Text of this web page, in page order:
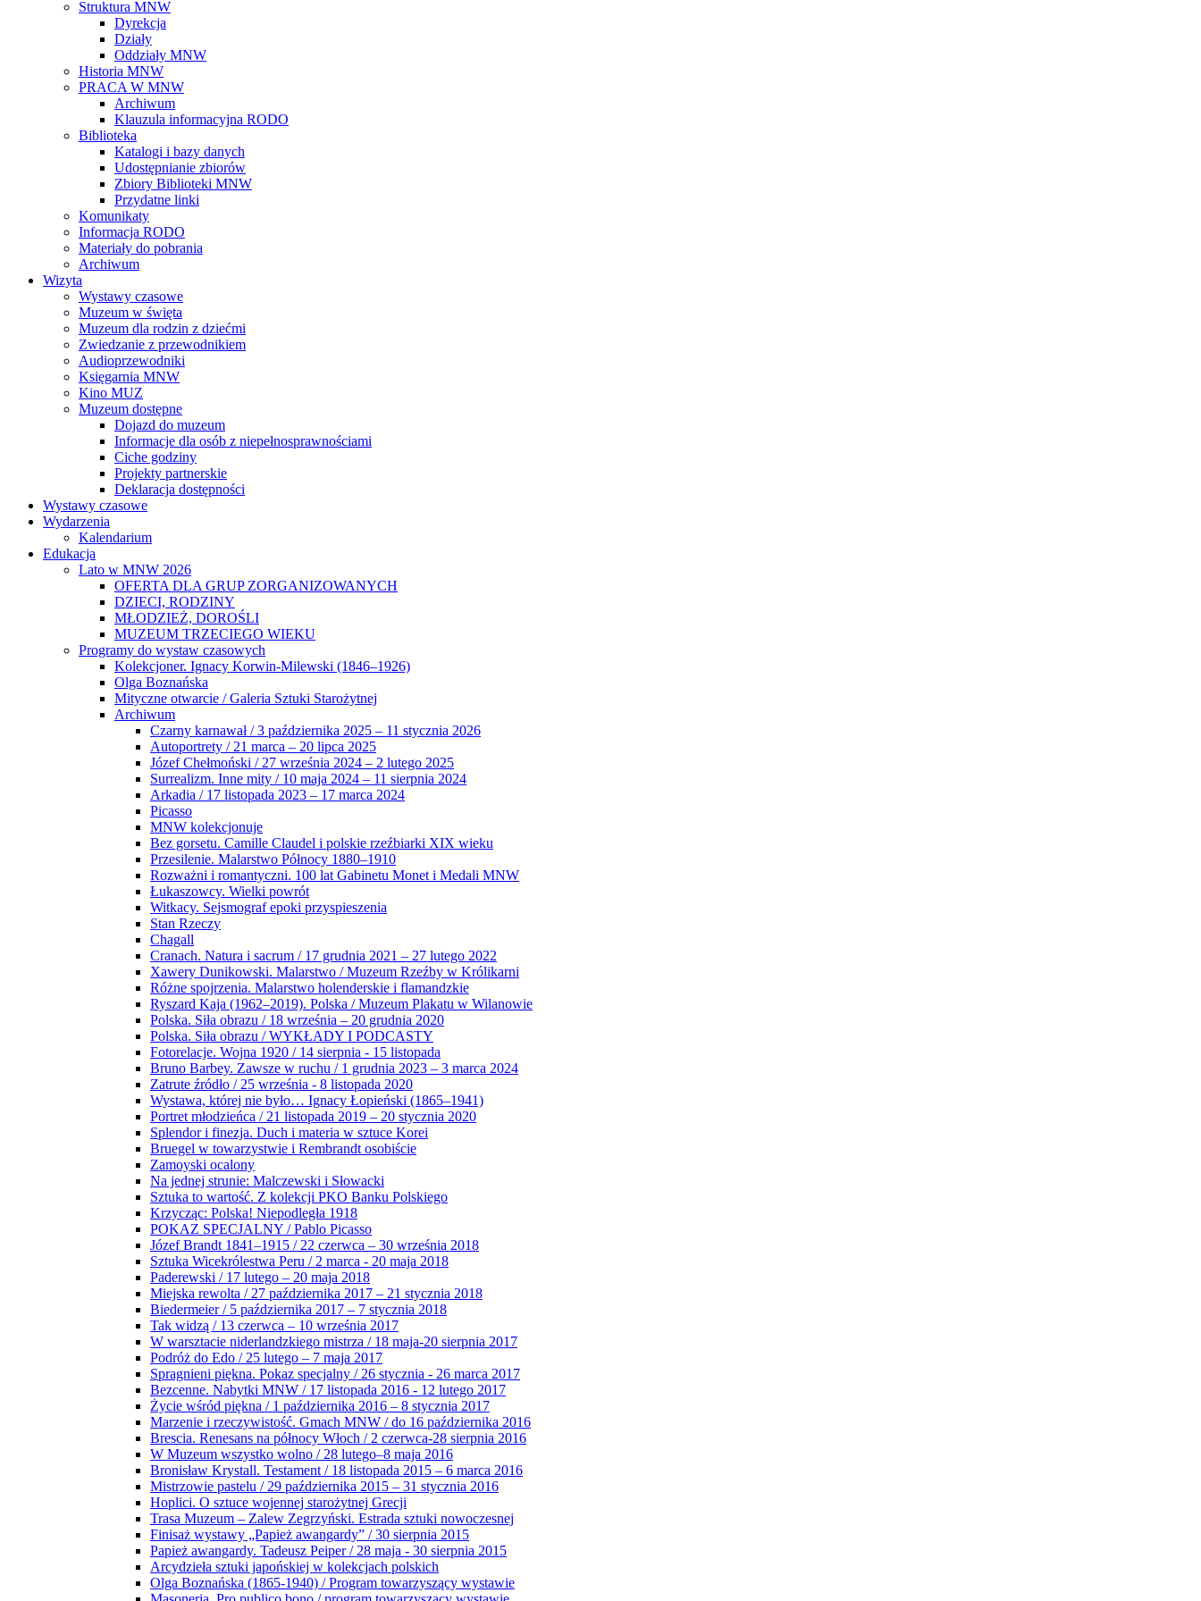
Struktura MNW
Dyrekcja
Działy
Oddziały MNW
Historia MNW
PRACA W MNW
Archiwum
Klauzula informacyjna RODO
Biblioteka
Katalogi i bazy danych
Udostępnianie zbiorów
Zbiory Biblioteki MNW
Przydatne linki
Komunikaty
Informacja RODO
Materiały do pobrania
Archiwum
Wizyta
Wystawy czasowe
Muzeum w święta
Muzeum dla rodzin z dziećmi
Zwiedzanie z przewodnikiem
Audioprzewodniki
Księgarnia MNW
Kino MUZ
Muzeum dostępne
Dojazd do muzeum
Informacje dla osób z niepełnosprawnościami
Ciche godziny
Projekty partnerskie
Deklaracja dostępności
Wystawy czasowe
Wydarzenia
Kalendarium
Edukacja
Lato w MNW 2026
OFERTA DLA GRUP ZORGANIZOWANYCH
DZIECI, RODZINY
MŁODZIEŻ, DOROŚLI
MUZEUM TRZECIEGO WIEKU
Programy do wystaw czasowych
Kolekcjoner. Ignacy Korwin-Milewski (1846–1926)
Olga Boznańska
Mityczne otwarcie / Galeria Sztuki Starożytnej
Archiwum
Czarny karnawał / 3 października 2025 – 11 stycznia 2026
Autoportrety / 21 marca – 20 lipca 2025
Józef Chełmoński / 27 września 2024 – 2 lutego 2025
Surrealizm. Inne mity / 10 maja 2024 – 11 sierpnia 2024
Arkadia / 17 listopada 2023 – 17 marca 2024
Picasso
MNW kolekcjonuje
Bez gorsetu. Camille Claudel i polskie rzeźbiarki XIX wieku
Przesilenie. Malarstwo Północy 1880–1910
Rozważni i romantyczni. 100 lat Gabinetu Monet i Medali MNW
Łukaszowcy. Wielki powrót
Witkacy. Sejsmograf epoki przyspieszenia
Stan Rzeczy
Chagall
Cranach. Natura i sacrum / 17 grudnia 2021 – 27 lutego 2022
Xawery Dunikowski. Malarstwo / Muzeum Rzeźby w Królikarni
Różne spojrzenia. Malarstwo holenderskie i flamandzkie
Ryszard Kaja (1962–2019). Polska / Muzeum Plakatu w Wilanowie
Polska. Siła obrazu / 18 września – 20 grudnia 2020
Polska. Siła obrazu / WYKŁADY I PODCASTY
Fotorelacje. Wojna 1920 / 14 sierpnia - 15 listopada
Bruno Barbey. Zawsze w ruchu / 1 grudnia 2023 – 3 marca 2024
Zatrute źródło / 25 września - 8 listopada 2020
Wystawa, której nie było… Ignacy Łopieński (1865–1941)
Portret młodzieńca / 21 listopada 2019 – 20 stycznia 2020
Splendor i finezja. Duch i materia w sztuce Korei
Bruegel w towarzystwie i Rembrandt osobiście
Zamoyski ocalony
Na jednej strunie: Malczewski i Słowacki
Sztuka to wartość. Z kolekcji PKO Banku Polskiego
Krzycząc: Polska! Niepodległa 1918
POKAZ SPECJALNY / Pablo Picasso
Józef Brandt 1841–1915 / 22 czerwca – 30 września 2018
Sztuka Wicekrólestwa Peru / 2 marca - 20 maja 2018
Paderewski / 17 lutego – 20 maja 2018
Miejska rewolta / 27 października 2017 – 21 stycznia 2018
Biedermeier / 5 października 2017 – 7 stycznia 2018
Tak widzą / 13 czerwca – 10 września 2017
W warsztacie niderlandzkiego mistrza / 18 maja-20 sierpnia 2017
Podróż do Edo / 25 lutego – 7 maja 2017
Spragnieni piękna. Pokaz specjalny / 26 stycznia - 26 marca 2017
Bezcenne. Nabytki MNW / 17 listopada 2016 - 12 lutego 2017
Życie wśród piękna / 1 października 2016 – 8 stycznia 2017
Marzenie i rzeczywistość. Gmach MNW / do 16 października 2016
Brescia. Renesans na północy Włoch / 2 czerwca-28 sierpnia 2016
W Muzeum wszystko wolno / 28 lutego–8 maja 2016
Bronisław Krystall. Testament / 18 listopada 2015 – 6 marca 2016
Mistrzowie pastelu / 29 października 2015 – 31 stycznia 2016
Hoplici. O sztuce wojennej starożytnej Grecji
Trasa Muzeum – Zalew Zegrzyński. Estrada sztuki nowoczesnej
Finisaż wystawy „Papież awangardy” / 30 sierpnia 2015
Papież awangardy. Tadeusz Peiper / 28 maja - 30 sierpnia 2015
Arcydzieła sztuki japońskiej w kolekcjach polskich
Olga Boznańska (1865-1940) / Program towarzyszący wystawie